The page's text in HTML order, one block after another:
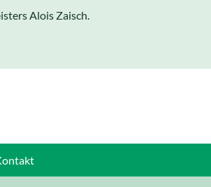
Alois Zaisch.